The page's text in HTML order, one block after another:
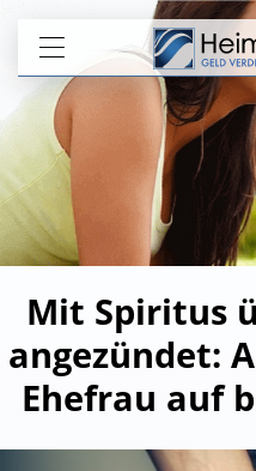
Mit Spiritus
angezündet:
Ehefrau auf